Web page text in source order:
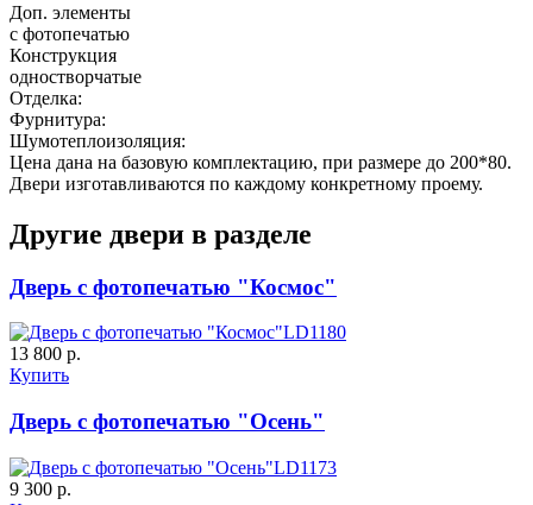
Доп. элементы
с фотопечатью
Конструкция
одностворчатые
Отделка:
Фурнитура:
Шумотеплоизоляция:
Цена дана на базовую комплектацию, при размере до 200*80.
Двери изготавливаются по каждому конкретному проему.
Другие двери в разделе
Дверь с фотопечатью "Космос"
LD1180
13 800 р.
Купить
Дверь с фотопечатью "Осень"
LD1173
9 300 р.